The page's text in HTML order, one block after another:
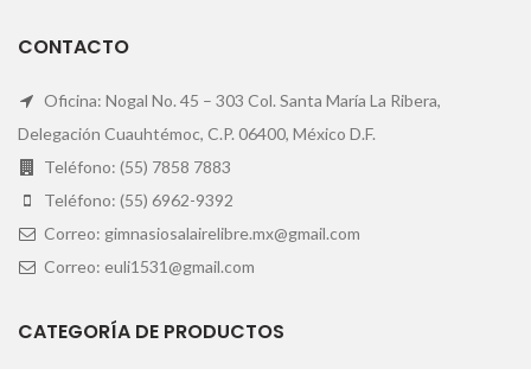
CONTACTO
Oficina: Nogal No. 45 – 303 Col. Santa María La Ribera,
Delegación Cuauhtémoc, C.P. 06400, México D.F.
Teléfono: (55) 7858 7883
Teléfono: (55) 6962-9392
Correo: gimnasiosalairelibre.mx@gmail.com
Correo: euli1531@gmail.com
CATEGORÍA DE PRODUCTOS